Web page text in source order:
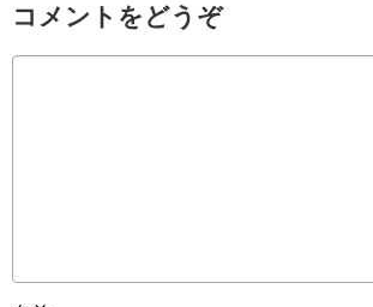
コメントをどうぞ